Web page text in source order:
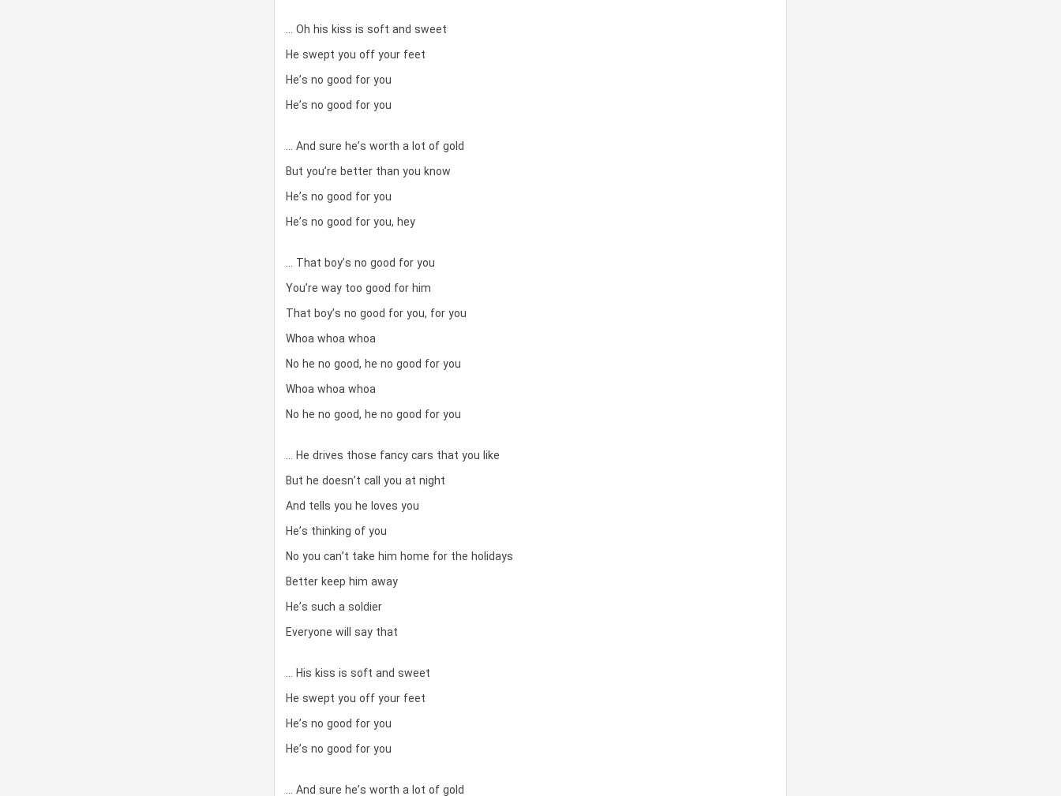
… Oh his kiss is soft and sweet
He swept you off your feet
He’s no good for you
He’s no good for you
… And sure he’s worth a lot of gold
But you’re better than you know
He’s no good for you
He’s no good for you, hey
… That boy’s no good for you
You’re way too good for him
That boy’s no good for you, for you
Whoa whoa whoa
No he no good, he no good for you
Whoa whoa whoa
No he no good, he no good for you
… He drives those fancy cars that you like
But he doesn’t call you at night
And tells you he loves you
He’s thinking of you
No you can’t take him home for the holidays
Better keep him away
He’s such a soldier
Everyone will say that
… His kiss is soft and sweet
He swept you off your feet
He’s no good for you
He’s no good for you
… And sure he’s worth a lot of gold